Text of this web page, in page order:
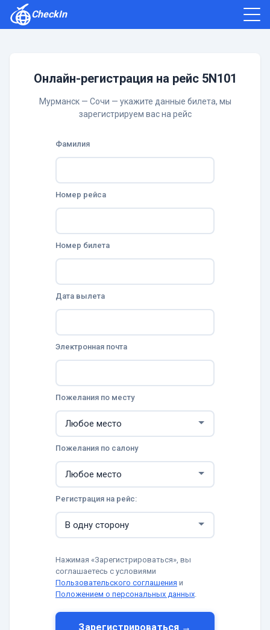
CheckIn
Онлайн-регистрация на рейс 5N101
Мурманск — Сочи — укажите данные билета, мы
зарегистрируем вас на рейс
Фамилия
Номер рейса
Номер билета
Дата вылета
Электронная почта
Пожелания по месту
Пожелания по салону
Регистрация на рейс:
Нажимая «Зарегистрироваться», вы
соглашаетесь с условиями
Пользовательского соглашения и
Положением о персональных данных.
Зарегистрироваться →